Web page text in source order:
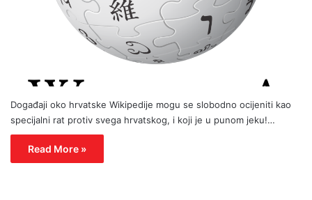
Događaji oko hrvatske Wikipedije mogu se slobodno ocijeniti kao
specijalni rat protiv svega hrvatskog, i koji je u punom jeku!…
Read More »